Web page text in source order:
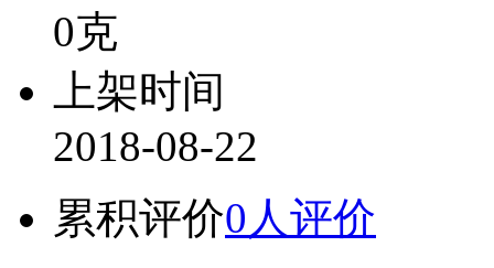
0克
上架时间
2018-08-22
累积评价0人评价